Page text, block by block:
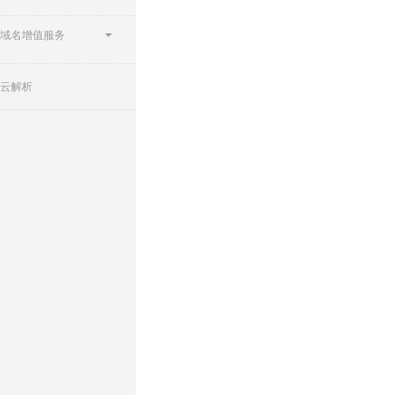
域名增值服务
云解析